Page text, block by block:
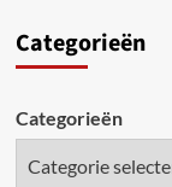
Categorieën
Categorieën